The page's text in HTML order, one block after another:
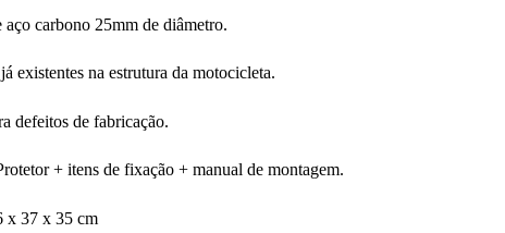
carbono 25mm de diâmetro.
existentes na estrutura da motocicleta.
defeitos de fabricação.
+ itens de fixação + manual de montagem.
x 37 x 35 cm